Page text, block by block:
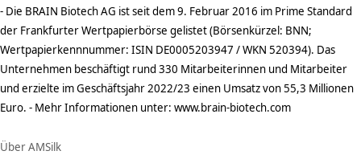
- Die BRAIN Biotech AG ist seit dem 9. Februar 2016 im Prime Standard
der Frankfurter Wertpapierbörse gelistet (Börsenkürzel: BNN;
Wertpapierkennnummer: ISIN DE0005203947 / WKN 520394). Das
Unternehmen beschäftigt rund 330 Mitarbeiterinnen und Mitarbeiter
und erzielte im Geschäftsjahr 2022/23 einen Umsatz von 55,3 Millionen
Euro. - Mehr Informationen unter: www.brain-biotech.com
Über AMSilk